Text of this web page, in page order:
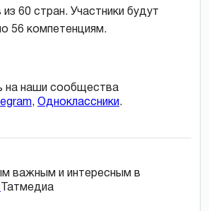
60 стран. Участники будут
56 компетенциям.
на наши сообщества
, Одноклассники.
важным и интересным в
Татмедиа